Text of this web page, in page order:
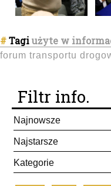
#Tagiużyte w
forum transportu
Filtr info.
Najnowsze
Najstarsze
Kategorie